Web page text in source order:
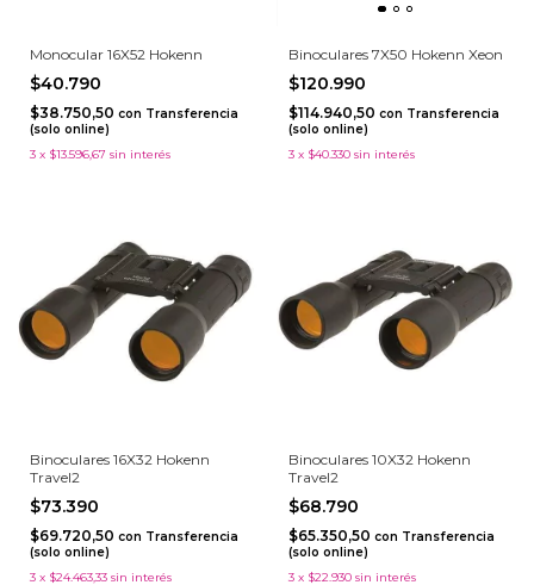
Monocular 16X52 Hokenn
$40.790
$38.750,50 con Transferencia
(solo online)
3 x $13.596,67 sin interés
Binoculares 7X50 Hokenn Xeon
$120.990
$114.940,50 con Transferencia
(solo online)
3 x $40.330 sin interés
Binoculares 16X32 Hokenn
Travel2
$73.390
$69.720,50 con Transferencia
(solo online)
3 x $24.463,33 sin interés
Binoculares 10X32 Hokenn
Travel2
$68.790
$65.350,50 con Transferencia
(solo online)
3 x $22.930 sin interés